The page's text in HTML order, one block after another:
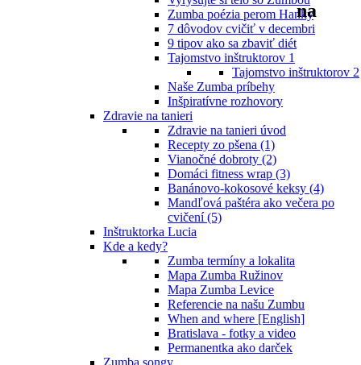
Zumba poézia perom Hanky
7 dôvodov cvičiť v decembri
9 tipov ako sa zbaviť diét
Tajomstvo inštruktorov 1
Tajomstvo inštruktorov 2
Naše Zumba príbehy
Inšpiratívne rozhovory
Zdravie na tanieri
Zdravie na tanieri úvod
Recepty zo pšena (1)
Vianočné dobroty (2)
Domáci fitness wrap (3)
Banánovo-kokosové keksy (4)
Mandľová paštéra ako večera po
cvičení (5)
Inštruktorka Lucia
Kde a kedy?
Zumba termíny a lokalita
Mapa Zumba Ružinov
Mapa Zumba Levice
Referencie na našu Zumbu
When and where [English]
Bratislava - fotky a video
Permanentka ako darček
Zumba songy
na